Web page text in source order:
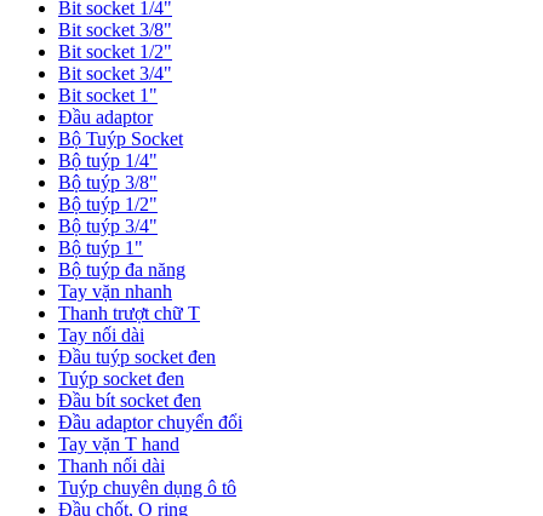
Bit socket 1/4"
Bit socket 3/8"
Bit socket 1/2"
Bit socket 3/4"
Bit socket 1"
Đầu adaptor
Bộ Tuýp Socket
Bộ tuýp 1/4"
Bộ tuýp 3/8"
Bộ tuýp 1/2"
Bộ tuýp 3/4"
Bộ tuýp 1"
Bộ tuýp đa năng
Tay vặn nhanh
Thanh trượt chữ T
Tay nối dài
Đầu tuýp socket đen
Tuýp socket đen
Đầu bít socket đen
Đầu adaptor chuyển đổi
Tay vặn T hand
Thanh nối dài
Tuýp chuyên dụng ô tô
Đầu chốt, O ring